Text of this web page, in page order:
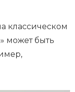
классическом
может быть